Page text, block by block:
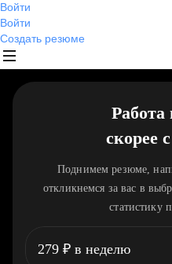
Войти
Войти
Создать резюме
Работа
скорее c
Поднимем резюме,
откликнемся за вас в
статистику
279 ₽ в неделю